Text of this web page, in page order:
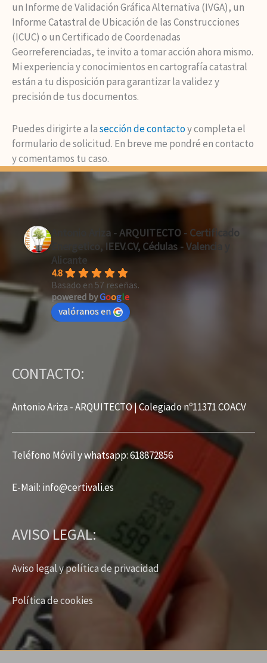
un Informe de Validación Gráfica Alternativa (IVGA), un
Informe Catastral de Ubicación de las Construcciones
(ICUC) o un Certificado de Coordenadas
Georreferenciadas, te invito a tomar acción ahora mismo.
Mi experiencia y conocimientos en cartografía catastral
están a tu disposición para garantizar la validez y
precisión de tus documentos.
Puedes dirigirte a lasección de contactoy completa el
formulario de solicitud. En breve me pondré en contacto
y comentamos tu caso.
Antonio Ariza - ARQUITECTO - Certificado
Energetico, IEEV.CV, Cédulas - Valencia y
Alicante
4.8
Basado en 57 reseñas.
powered byGoogle
valóranos en
CONTACTO:
Antonio Ariza - ARQUITECTO | Colegiado nº11371 COACV
Teléfono Móvil y whatsapp: 618872856
E-Mail: info@certivali.es
AVISO LEGAL:
Aviso legal y política de privacidad
Política de cookies